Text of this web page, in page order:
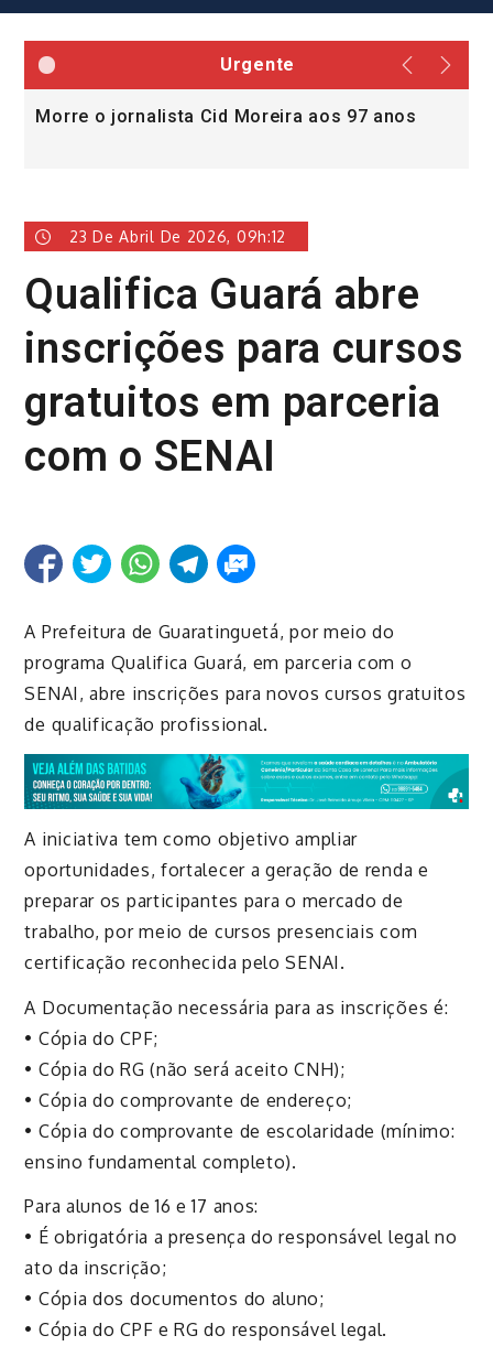
Urgente
Morre o jornalista Cid Moreira aos 97 anos
23 De Abril De 2026, 09h:12
Qualifica Guará abre
inscrições para cursos
gratuitos em parceria
com o SENAI
A Prefeitura de Guaratinguetá, por meio do
programa Qualifica Guará, em parceria com o
SENAI, abre inscrições para novos cursos gratuitos
de qualificação profissional.
A iniciativa tem como objetivo ampliar
oportunidades, fortalecer a geração de renda e
preparar os participantes para o mercado de
trabalho, por meio de cursos presenciais com
certificação reconhecida pelo SENAI.
A Documentação necessária para as inscrições é:
• Cópia do CPF;
• Cópia do RG (não será aceito CNH);
• Cópia do comprovante de endereço;
• Cópia do comprovante de escolaridade (mínimo:
ensino fundamental completo).
Para alunos de 16 e 17 anos:
• É obrigatória a presença do responsável legal no
ato da inscrição;
• Cópia dos documentos do aluno;
• Cópia do CPF e RG do responsável legal.